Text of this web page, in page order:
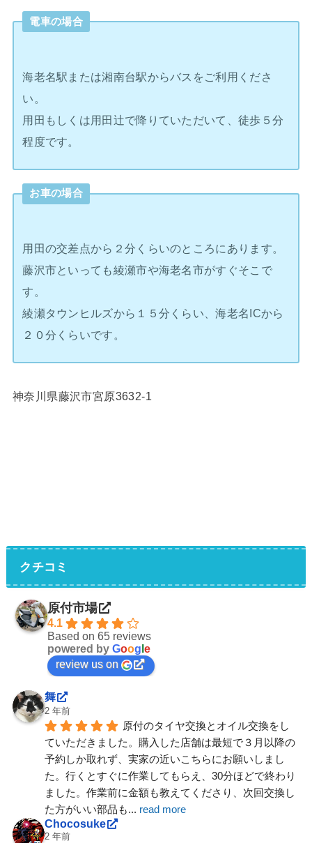
電車の場合
海老名駅または湘南台駅からバスをご利用くださ
い。
用田もしくは用田辻で降りていただいて、徒歩５分
程度です。
お車の場合
用田の交差点から２分くらいのところにあります。
藤沢市といっても綾瀬市や海老名市がすぐそこで
す。
綾瀬タウンヒルズから１５分くらい、海老名ICから
２０分くらいです。
神奈川県藤沢市宮原3632-1
クチコミ
原付市場
4.1
Based on 65 reviews
powered by Goog e
review us on
舞
2 年前
原付のタイヤ交換とオイル交換をし
ていただきました。購入した店舗は最短で３月以降の
予約しか取れず、実家の近いこちらにお願いしまし
た。行くとすぐに作業してもらえ、30分ほどで終わり
ました。作業前に金額も教えてくださり、次回交換し
た方がいい部品も... read more
Chocosuke
2 年前